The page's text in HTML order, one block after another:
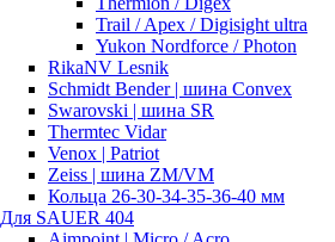
Trail / Apex / Digisight ultra
Yukon Nordforce / Photon
RikaNV Lesnik
Schmidt Bender | шина Convex
Swarovski | шина SR
Thermtec Vidar
Venox | Patriot
Zeiss | шина ZM/VM
Кольца 26-30-34-35-36-40 мм
Для SAUER 404